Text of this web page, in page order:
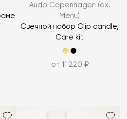
Audo Copenhagen (ex.
Menu)
Свечной набор Clip candle,
Care kit
от 11 220 ₽